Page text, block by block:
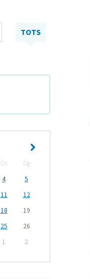
TOTS
Ds
Dg
4
5
11
12
18
19
25
26
1 2